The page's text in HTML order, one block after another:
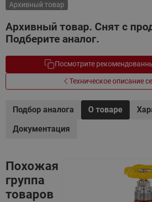
Архивный товар
Архивный товар. Снят с
Подберите аналог.
Посмотрите
Техническое описание
Подбор аналога О товаре
Документация
Похожая
группа
товаров